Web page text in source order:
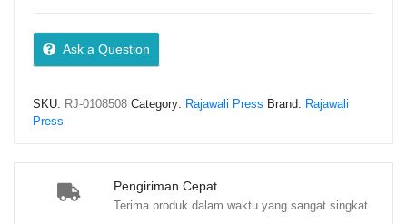
Pengiriman Cepat
Terima produk dalam waktu yang sangat singkat.
NEGARA
BERBASIS
CODE
Prof.
Ask a Question
SKU: RJ-0108508 Category: Rajawali Press Brand: Rajawali
Press